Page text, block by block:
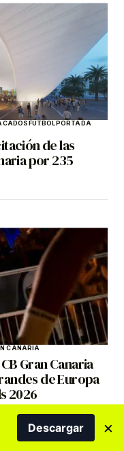
FÚTBOL PORTADA
de las
por 235
CANARIA
Gran Canaria
de Europa
2026
Descargar ×